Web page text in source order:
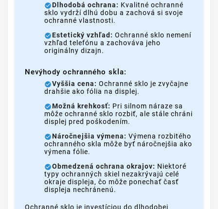
Dlhodobá ochrana: Kvalitné ochranné
sklo vydrží dlhú dobu a zachová si svoje
ochranné vlastnosti.
Estetický vzhľad: Ochranné sklo nemení
vzhľad telefónu a zachováva jeho
originálny dizajn.
Nevýhody ochranného skla:
Vyššia cena: Ochranné sklo je zvyčajne
drahšie ako fólia na displej.
Možná krehkosť: Pri silnom náraze sa
môže ochranné sklo rozbiť, ale stále chráni
displej pred poškodením.
Náročnejšia výmena: Výmena rozbitého
ochranného skla môže byť náročnejšia ako
výmena fólie.
Obmedzená ochrana okrajov: Niektoré
typy ochranných skiel nezakrývajú celé
okraje displeja, čo môže ponechať časť
displeja nechránenú.
Ochranné sklo je investíciou do dlhodobej